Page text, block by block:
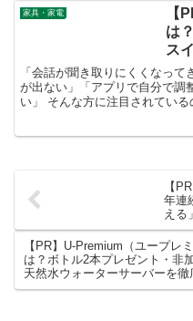
家具・家電
【
は
ス
集
「会話が聞き取りにくくなっ
が出ない」「アプリで自分で調
い」 そんな方に注目されている
【
年連
える
【PR】U-Premium（ユープレ
は？ボトル2本プレゼント・非
天然水ウォーターサーバーを徹